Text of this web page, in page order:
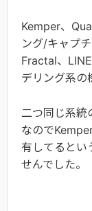
Kemper、
ング/キャプ
Fractal、
デリング系の
二つ同じ系統
なので
有してると
せんでした。